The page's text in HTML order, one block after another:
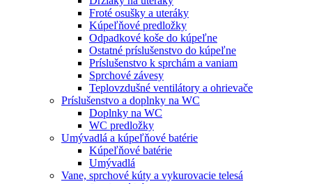
Froté osušky a uteráky
Kúpeľňové predložky
Odpadkové koše do kúpeľne
Ostatné príslušenstvo do kúpeľne
Príslušenstvo k sprchám a vaniam
Sprchové závesy
Teplovzdušné ventilátory a ohrievače
Príslušenstvo a doplnky na WC
Doplnky na WC
WC predložky
Umývadlá a kúpeľňové batérie
Kúpeľňové batérie
Umývadlá
Vane, sprchové kúty a vykurovacie telesá